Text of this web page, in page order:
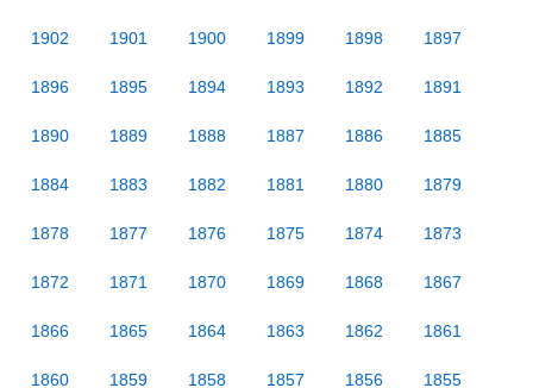
1902 1901 1900 1899 1898 1897
1896 1895 1894 1893 1892 1891
1890 1889 1888 1887 1886 1885
1884 1883 1882 1881 1880 1879
1878 1877 1876 1875 1874 1873
1872 1871 1870 1869 1868 1867
1866 1865 1864 1863 1862 1861
1860 1859 1858 1857 1856 1855